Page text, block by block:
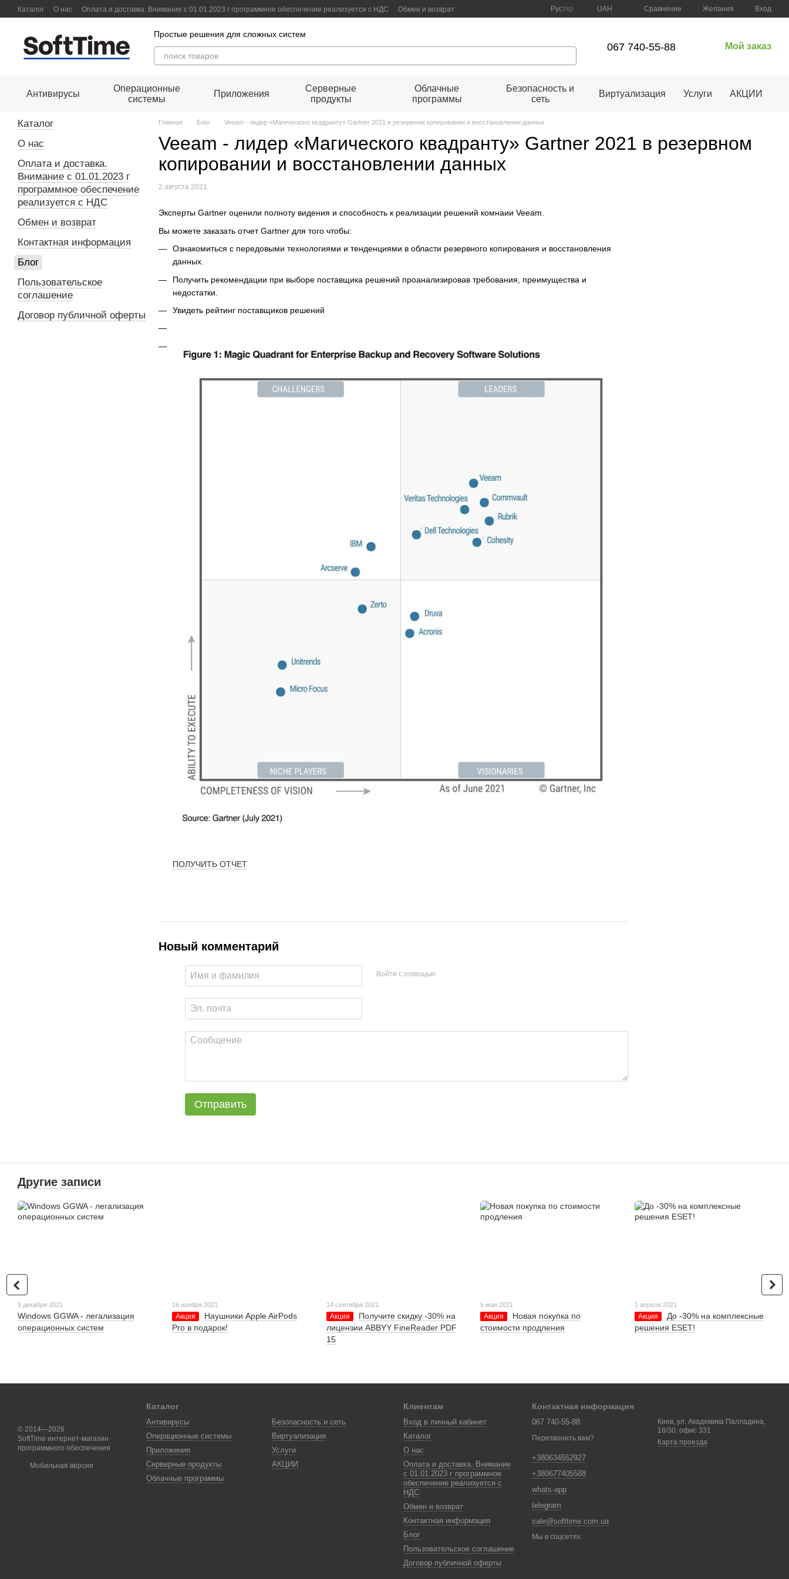
Перейти к основному контенту
Каталог О нас Оплата и доставка. Внимание с 01.01.2023 г программное обеспечение реализуется с НДС
Обмен и возврат
РусУкр UAH Сравнение Желания Вход
Простые решения для сложных систем
067 740-55-88 Мой заказ
Антивирусы
Операционные
системы
Приложения
Серверные
продукты
Облачные
программы
Безопасность и
сеть
Виртуализация Услуги АКЦИИ
Главная Блог Veeam - лидер «Магического квадранту» Gartner 2021 в резервном копировании и восстановлении данных
Veeam - лидер «Магического квадранту» Gartner 2021 в резервном
копировании и восстановлении данных
2 августа 2021
Эксперты Gartner оценили полноту видения и способность к реализации решений комнаии Veeam.
Вы можете заказать отчет Gartner для того чтобы:
Ознакомиться с передовыми технологиями и тенденциями в области резервного копирования и восстановления
данных.
Получить рекомендации при выборе поставщика решений проанализировав требования, преимущества и
недостатки.
Увидеть рейтинг поставщиков решений
ПОЛУЧИТЬ ОТЧЕТ
Новый комментарий
Войти с помощью
Отправить
Каталог
О нас
Оплата и доставка.
Внимание с 01.01.2023 г
программное обеспечение
реализуется с НДС
Обмен и возврат
Контактная информация
Блог
Пользовательское
соглашение
Договор публичной оферты
Другие записи
9 декабря 2021
Windows GGWA - легализация
операционных систем
16 ноября 2021
Акция
Наушники Apple AirPods
Pro в подарок!
14 сентября 2021
Акция
Получите скидку -30% на
лицензии ABBYY FineReader PDF
15
5 мая 2021
Акция
Новая покупка по
стоимости продления
1 апреля 2021
Акция
До -30% на комплексные
решения ESET!
© 2014—2026
SoftTime интернет-магазин
программного обеспечения
Мобильная версия
Каталог
Антивирусы
Операционные системы
Приложения
Серверные продукты
Облачные программы
Безопасность и сеть
Виртуализация
Услуги
АКЦИИ
Клиентам
Вход в личный кабинет
Каталог
О нас
Оплата и доставка. Внимание
с 01.01.2023 г программное
обеспечение реализуется с
НДС
Обмен и возврат
Контактная информация
Блог
Пользовательское соглашение
Договор публичной оферты
Контактная информация
067 740-55-88
Перезвонить вам?
+380634552927
+380677405588
whats-app
telegram
sale@softtime.com.ua
Киев, ул. Академика Палладина,
18/30, офис 331
Карта проезда
Мы в соцсетях